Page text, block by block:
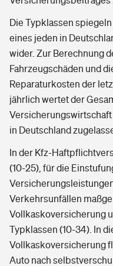
Die Typklassen
eines jeden in
wider. Zur Berechnung
Fahrzeugschäden und
Reparaturkosten der
jährlich wertet der
Versicherungswirtschaft
in Deutschland
In der Kfz-
(10-25), für die
Verkehrsunfällen
Vollkaskoversicherung
Typklassen (10-34). In
Vollkaskoversicherung
Auto nach